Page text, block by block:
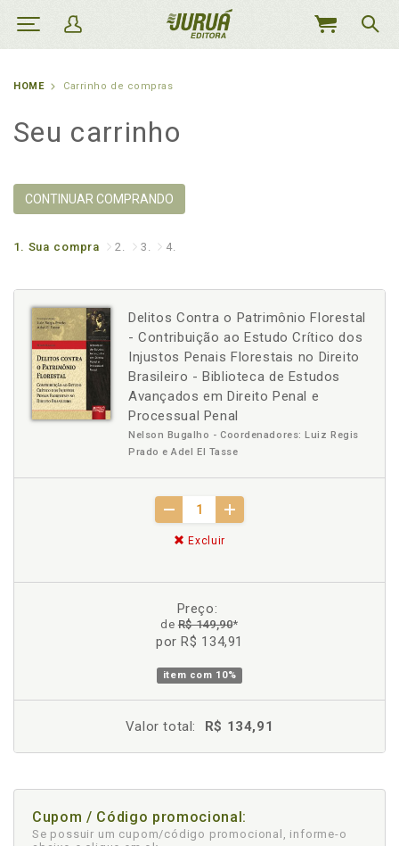
MEU
HOME Carrinho de compras
Seu carrinho
CONTINUAR COMPRANDO
1. Sua compra 2. 3. 4.
Delitos Contra o Patrimônio Florestal
- Contribuição ao Estudo Crítico dos
Injustos Penais Florestais no Direito
Brasileiro - Biblioteca de Estudos
Avançados em Direito Penal e
Processual Penal
Nelson Bugalho - Coordenadores: Luiz Regis
Prado e Adel El Tasse
Excluir
Preço:
deR$ 149,90*
por R$ 134,91
item com 10%
Valor total: R$ 134,91
Cupom / Código promocional:
Se possuir um cupom/código promocional, informe-o